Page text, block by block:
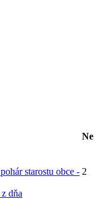
Ne
starostu obce -
dňa
2